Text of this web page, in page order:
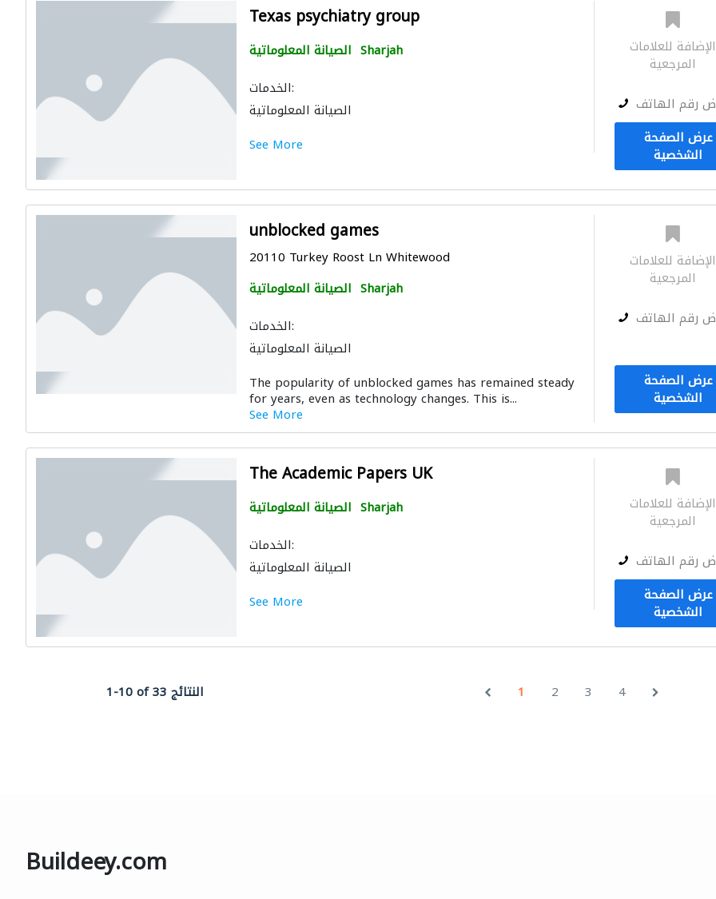
Texas psychiatry group
الصيانة المعلوماتية Sharjah
الخدمات:
الصيانة المعلوماتية
See More
الإضافة للعلامات
المرجعية
رقم الهاتف
عرض الصفحة
الشخصية
unblocked games
20110 Turkey Roost Ln Whitewood
الصيانة المعلوماتية Sharjah
الخدمات:
الصيانة المعلوماتية
The popularity of unblocked games has remained steady
for years, even as technology changes. This is...
See More
الإضافة للعلامات
المرجعية
رقم الهاتف
عرض الصفحة
الشخصية
The Academic Papers UK
الصيانة المعلوماتية Sharjah
الخدمات:
الصيانة المعلوماتية
See More
الإضافة للعلامات
المرجعية
رقم الهاتف
عرض الصفحة
الشخصية
1-10 of 33 النتائج 1 2 3 4
Buildeey.com